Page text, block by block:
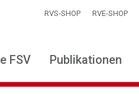
RVS-SHOP RVE-SHOP
FSV Publikationen